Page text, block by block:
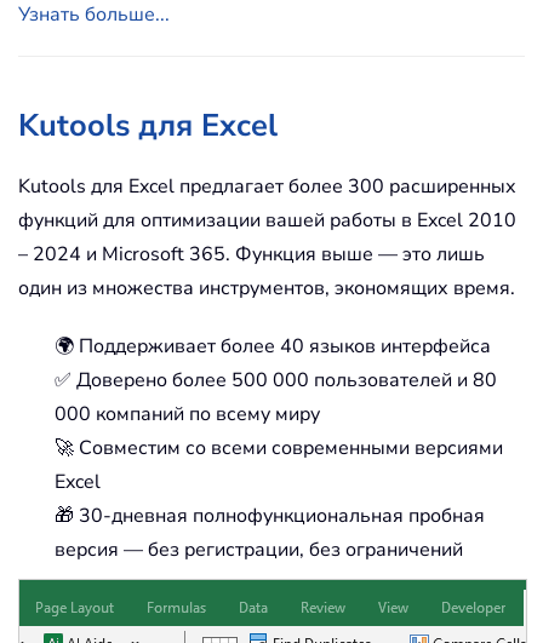
Узнать больше...
Kutools для Excel
Kutools для Excel предлагает более 300 расширенных
функций для оптимизации вашей работы в Excel 2010
– 2024 и Microsoft 365. Функция выше — это лишь
один из множества инструментов, экономящих время.
🌍 Поддерживает более 40 языков интерфейса
✅ Доверено более 500 000 пользователей и 80
000 компаний по всему миру
🚀 Совместим со всеми современными версиями
Excel
🎁 30-дневная полнофункциональная пробная
версия — без регистрации, без ограничений